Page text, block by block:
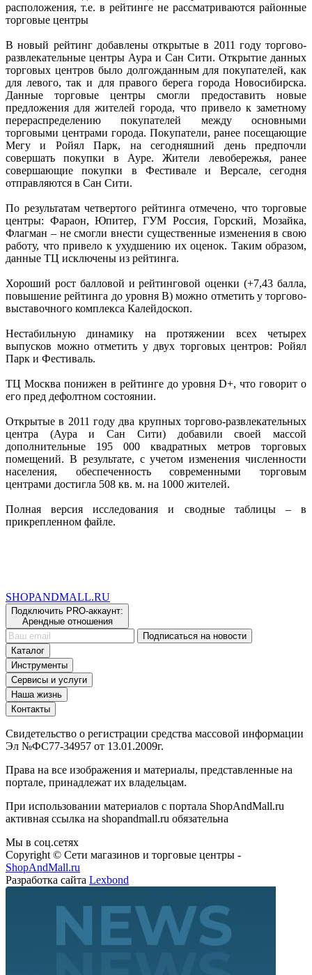
расположения, т.е. в рейтинге не рассматриваются районные
торговые центры
В новый рейтинг добавлены открытые в 2011 году торгово-
развлекательные центры Аура и Сан Сити. Открытие данных
торговых центров было долгожданным для покупателей, как
для левого, так и для правого берега города Новосибирска.
Данные торговые центры смогли предоставить новые
предложения для жителей города, что привело к заметному
перераспределению покупателей между основными
торговыми центрами города. Покупатели, ранее посещающие
Мегу и Ройял Парк, на сегодняшний день предпочли
совершать покупки в Ауре. Жители левобережья, ранее
совершающие покупки в Фестивале и Версале, сегодня
отправляются в Сан Сити.
По результатам четвертого рейтинга отмечено, что торговые
центры: Фараон, Юпитер, ГУМ Россия, Горский, Мозайка,
Флагман – не смогли внести существенные изменения в свою
работу, что привело к ухудшению их оценок. Таким образом,
данные ТЦ исключены из рейтинга.
Хороший рост балловой и рейтинговой оценки (+7,43 балла,
повышение рейтинга до уровня В) можно отметить у торгово-
выставочного комплекса Калейдоскоп.
Нестабильную динамику на протяжении всех четырех
выпусков можно отметить у двух торговых центров: Ройял
Парк и Фестиваль.
ТЦ Москва понижен в рейтинге до уровня D+, что говорит о
его пред дефолтном состоянии.
Открытые в 2011 году два крупных торгово-развлекательных
центра (Аура и Сан Сити) добавили своей массой
дополнительные 195 000 квадратных метров торговых
помещений. В результате, с учетом изменения численности
населения, обеспеченность современными торговым
центрами достигла 508 кв. м. на 1000 жителей.
Полная версия исследования и сводные таблицы – в
прикрепленном файле.
SHOPANDMALL.RU
Подключить PRO-аккаунт:
Арендные отношения
Подписаться на новости
Каталог
Инструменты
Сервисы и услуги
Наша жизнь
Контакты
Свидетельство о регистрации средства массовой информации
Эл №ФС77-34957 от 13.01.2009г.
Права на все изображения и материалы, представленные на
портале, принадлежат их владельцам.
При использовании материалов с портала ShopAndMall.ru
активная ссылка на shopandmall.ru обязательна
Мы в соц.сетях
Copyright © Сети магазинов и торговые центры -
ShopAndMall.ru
Разработка сайта Lexbond